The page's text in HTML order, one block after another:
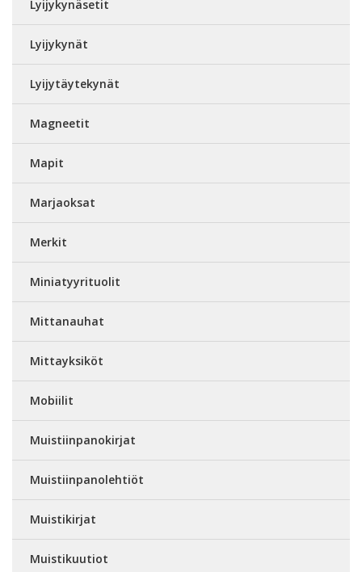
Lyijykynäsetit
Lyijykynät
Lyijytäytekynät
Magneetit
Mapit
Marjaoksat
Merkit
Miniatyyrituolit
Mittanauhat
Mittayksiköt
Mobiilit
Muistiinpanokirjat
Muistiinpanolehtiöt
Muistikirjat
Muistikuutiot